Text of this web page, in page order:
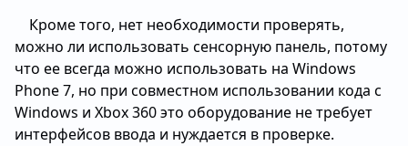
Кроме того, нет необходимости проверять,
можно ли использовать сенсорную панель, потому
что ее всегда можно использовать на Windows
Phone 7, но при совместном использовании кода с
Windows и Xbox 360 это оборудование не требует
интерфейсов ввода и нуждается в проверке.